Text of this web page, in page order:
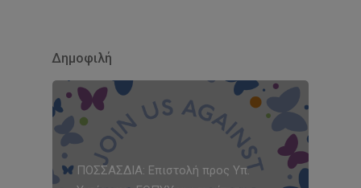
Δημοφιλή
ΠΟΣΣΑΣΔΙΑ: Επιστολή προς Υπ.